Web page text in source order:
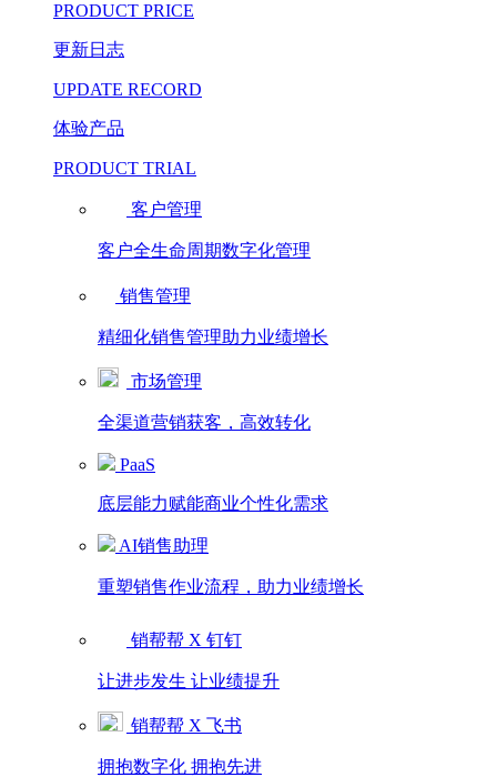
PRODUCT PRICE
更新日志
UPDATE RECORD
体验产品
PRODUCT TRIAL
客户管理
客户全生命周期数字化管理
销售管理
精细化销售管理助力业绩增长
市场管理
全渠道营销获客，高效转化
PaaS
底层能力赋能商业个性化需求
AI销售助理
重塑销售作业流程，助力业绩增长
销帮帮 X 钉钉
让进步发生 让业绩提升
销帮帮 X 飞书
拥抱数字化 拥抱先进